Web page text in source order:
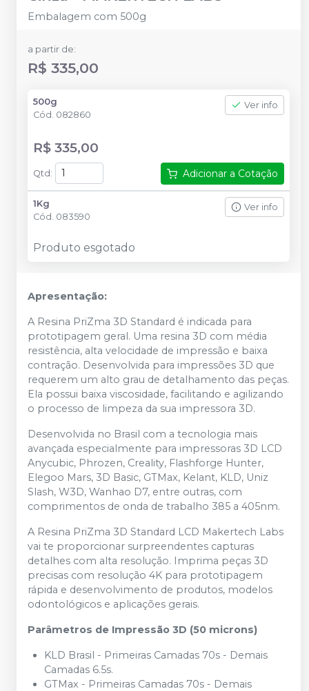
Embalagem com 500g
a partir de:
R$ 335,00
500g
Cód. 082860
Ver info
R$ 335,00
Qtd : Adicionar a Cotação
1Kg
Cód. 083590
Ver info
Produto esgotado
Apresentação:
A Resina PriZma 3D Standard é indicada para
prototipagem geral. Uma resina 3D com média
resistência, alta velocidade de impressão e baixa
contração. Desenvolvida para impressões 3D que
requerem um alto grau de detalhamento das peças.
Ela possui baixa viscosidade, facilitando e agilizando
o processo de limpeza da sua impressora 3D.
Desenvolvida no Brasil com a tecnologia mais
avançada especialmente para impressoras 3D LCD
Anycubic, Phrozen, Creality, Flashforge Hunter,
Elegoo Mars, 3D Basic, GTMax, Kelant, KLD, Uniz
Slash, W3D, Wanhao D7, entre outras, com
comprimentos de onda de trabalho 385 a 405nm.
A Resina PriZma 3D Standard LCD Makertech Labs
vai te proporcionar surpreendentes capturas
detalhes com alta resolução. Imprima peças 3D
precisas com resolução 4K para prototipagem
rápida e desenvolvimento de produtos, modelos
odontológicos e aplicações gerais.
Parâmetros de Impressão 3D (50 microns)
KLD Brasil - Primeiras Camadas 70s - Demais
Camadas 6.5s.
GTMax - Primeiras Camadas 70s - Demais